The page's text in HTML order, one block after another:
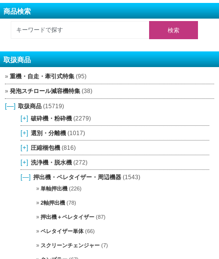
商品検索
取扱商品
重機・自走・牽引式特集 (95)
発泡スチロール減容機特集 (38)
[—] 取扱商品 (15719)
[+] 破砕機・粉砕機 (2279)
[+] 選別・分離機 (1017)
[+] 圧縮梱包機 (816)
[+] 洗浄機・脱水機 (272)
[—] 押出機・ペレタイザー・周辺機器 (1543)
単軸押出機 (226)
2軸押出機 (78)
押出機＋ペレタイザー (87)
ペレタイザー単体 (66)
スクリーンチェンジャー (7)